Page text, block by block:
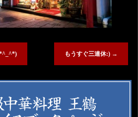
もうすぐ三連休:) →